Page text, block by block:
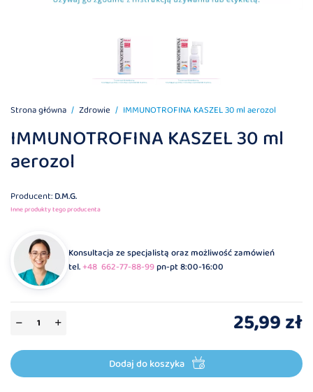
Strona główna Zdrowie IMMUNOTROFINA KASZEL 30 ml aerozol
IMMUNOTROFINA KASZEL 30 ml
aerozol
Producent:D.M.G.
Inne produkty tego producenta
Konsultacja ze specjalistą oraz możliwość zamówień
tel.+48 662-77-88-99pn-pt 8:00-16:00
25,99 zł
Dodaj do koszyka